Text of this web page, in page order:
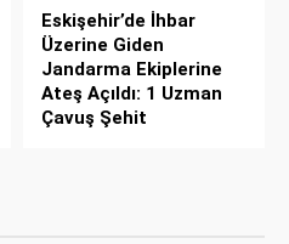
Eskişehir’de İhbar
Üzerine Giden
Jandarma Ekiplerine
Ateş Açıldı: 1 Uzman
Çavuş Şehit